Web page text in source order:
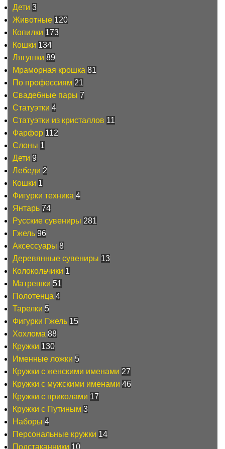
Дети 3
Животные 120
Копилки 173
Кошки 134
Лягушки 89
Мраморная крошка 81
По профессиям 21
Свадебные пары 7
Статуэтки 4
Статуэтки из кристаллов 11
Фарфор 112
Слоны 1
Дети 9
Лебеди 2
Кошки 1
Фигурки техника 4
Янтарь 74
Русские сувениры 281
Гжель 96
Аксессуары 8
Деревянные сувениры 13
Колокольчики 1
Матрешки 51
Полотенца 4
Тарелки 5
Фигурки Гжель 15
Хохлома 88
Кружки 130
Именные ложки 5
Кружки с женскими именами 27
Кружки с мужскими именами 46
Кружки с приколами 17
Кружки с Путиным 3
Наборы 4
Персональные кружки 14
Подстаканники 10